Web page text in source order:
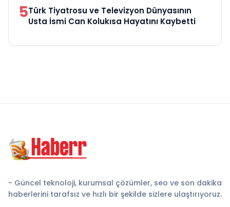
5Türk Tiyatrosu ve Televizyon Dünyasının
Usta İsmi Can Kolukısa Hayatını Kaybetti
- Güncel teknoloji, kurumsal çözümler, seo ve son dakika
haberlerini tarafsız ve hızlı bir şekilde sizlere ulaştırıyoruz.